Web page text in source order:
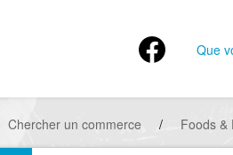
Que
Chercher un commerce / Foods &